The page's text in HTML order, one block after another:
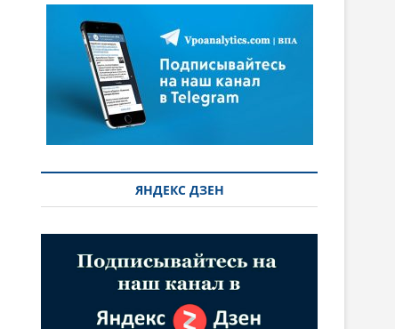
ЯНДЕКС ДЗЕН